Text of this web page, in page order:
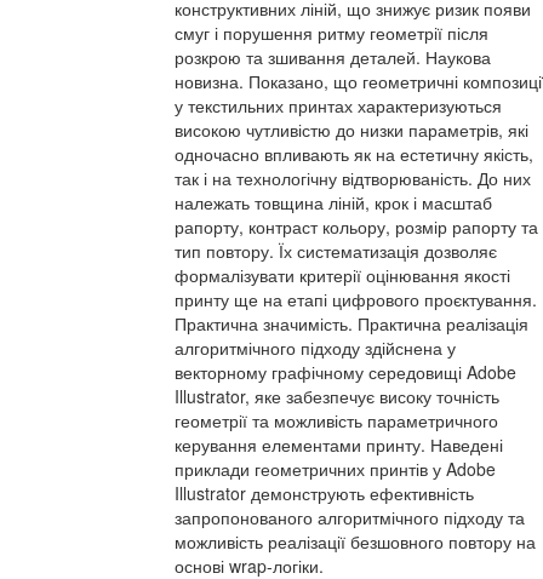
конструктивних ліній, що знижує ризик появи
смуг і порушення ритму геометрії після
розкрою та зшивання деталей. Наукова
новизна. Показано, що геометричні
у текстильних принтах характеризуються
високою чутливістю до низки параметрів, які
одночасно впливають як на естетичну якість,
так і на технологічну відтворюваність. До них
належать товщина ліній, крок і масштаб
рапорту, контраст кольору, розмір рапорту та
тип повтору. Їх систематизація дозволяє
формалізувати критерії оцінювання якості
принту ще на етапі цифрового проєктування.
Практична значимість. Практична реалізація
алгоритмічного підходу здійснена у
векторному графічному середовищі Adobe
Illustrator, яке забезпечує високу точність
геометрії та можливість параметричного
керування елементами принту. Наведені
приклади геометричних принтів у Adobe
Illustrator демонструють ефективність
запропонованого алгоритмічного підходу та
можливість реалізації безшовного повтору на
основі wrap-логіки.